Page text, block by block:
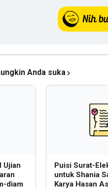
Anda suka
Ujian
diam
Puisi Surat-
untuk Shania
Karya Hasan